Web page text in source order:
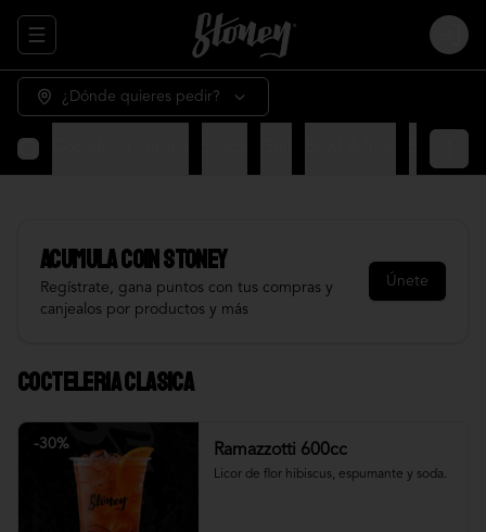
Abrir menu de navegación Login
¿Dónde quieres pedir?
AcumulaCOIN STONEY
Regístrate, gana puntos con tus compras y
canjealos por productos y más
Únete
Cocteleria Clasica
-30% Ramazzotti 600cc
Licor de flor hibiscus, espumante y soda.